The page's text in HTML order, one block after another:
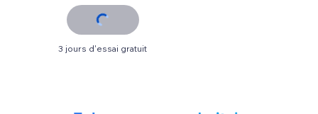
3 jours d'essai gratuit